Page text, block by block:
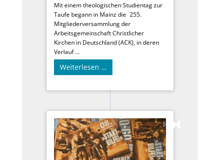
Mit einem theologischen Studientag zur
Taufe begann in Mainz die 255.
Mitgliederversammlung der
Arbeitsgemeinschaft Christlicher
Kirchen in Deutschland (ACK), in deren
Verlauf ...
Weiterlesen …